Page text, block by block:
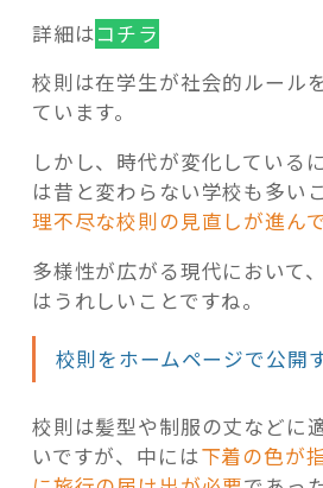
詳細はコチラ
校則は在学生が社会的ルール
ています。
しかし、時代が変化している
は昔と変わらない学校も多い
理不尽な校則の見直しが進ん
多様性が広がる現代において
はうれしいことですね。
校則をホームページで公開
校則は髪型や制服の丈などに
いですが、中には下着の色が